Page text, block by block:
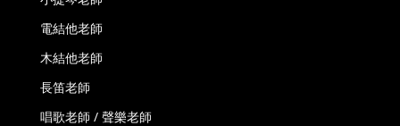
電結他老師
木結他老師
長笛老師
唱歌老師 / 聲樂老師